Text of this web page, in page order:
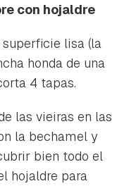
con hojaldre
lisa (la
honda de una
4 tapas.
las vieiras en las
la bechamel y
bien todo el
hojaldre para